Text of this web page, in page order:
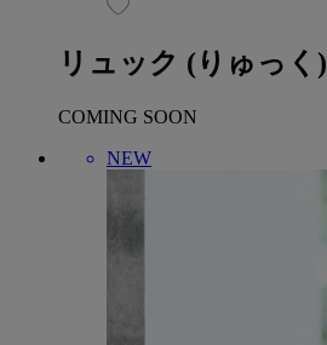
リュック (りゅっく)
COMING SOON
NEW